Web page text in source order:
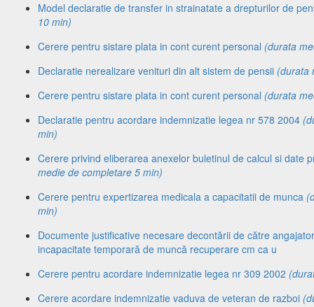
Model declaratie de transfer in strainatate a drepturilor de
10 min)
Cerere pentru sistare plata in cont curent personal (durata
Declaratie nerealizare venituri din alt sistem de pensii (durata
Cerere pentru sistare plata in cont curent personal (durata
Declaratie pentru acordare indemnizatie legea nr 578 2004
min)
Cerere privind eliberarea anexelor buletinul de calcul si date
medie de completare 5 min)
Cerere pentru expertizarea medicala a capacitatii de munca
min)
Documente justificative necesare decontării de către
incapacitate temporară de muncă recuperare cm ca u
Cerere pentru acordare indemnizatie legea nr 309 2002
Cerere acordare indemnizatie vaduva de veteran de razboi